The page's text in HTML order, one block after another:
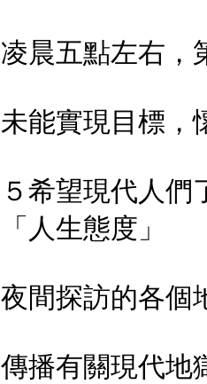
凌晨五點左右，
未能實現目標，
５希望現代人
「人生態度」
夜間探訪的各個
傳播有關現代地